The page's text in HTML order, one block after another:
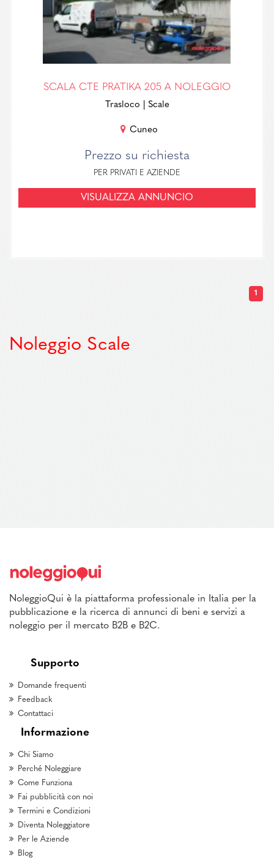
SCALA CTE PRATIKA 205 A NOLEGGIO
Trasloco | Scale
Cuneo
Prezzo su richiesta
PER PRIVATI E AZIENDE
VISUALIZZA ANNUNCIO
1
Noleggio Scale
NoleggioQui è la piattaforma professionale in Italia per la
pubblicazione e la ricerca di annunci di beni e servizi a
noleggio per il mercato B2B e B2C.
Supporto
Domande frequenti
Feedback
Contattaci
Informazione
Chi Siamo
Perché Noleggiare
Come Funziona
Fai pubblicità con noi
Termini e Condizioni
Diventa Noleggiatore
Per le Aziende
Blog